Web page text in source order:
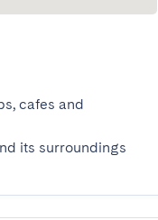
cafes and
its surroundings